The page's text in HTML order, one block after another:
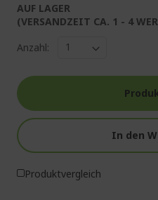
AUF LAGER
(VERSANDZEIT CA. 1 - 4
Anzahl:
In den
Produktvergleich